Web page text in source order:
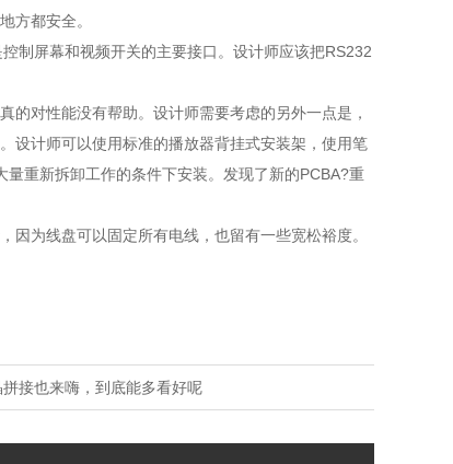
方都安全。
制屏幕和视频开关的主要接口。设计师应该把RS232
对性能没有帮助。设计师需要考虑的另外一点是，
设计师可以使用标准的播放器背挂式安装架，使用笔
重新拆卸工作的条件下安装。发现了新的PCBA?重
为线盘可以固定所有电线，也留有一些宽松裕度。
接也来嗨，到底能多看好呢